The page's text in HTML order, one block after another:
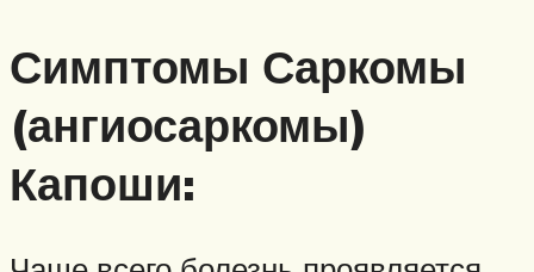
Симптомы Саркомы
(ангиосаркомы)
Капоши: